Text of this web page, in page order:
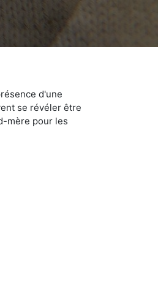
d'une
se révéler être
mère pour les